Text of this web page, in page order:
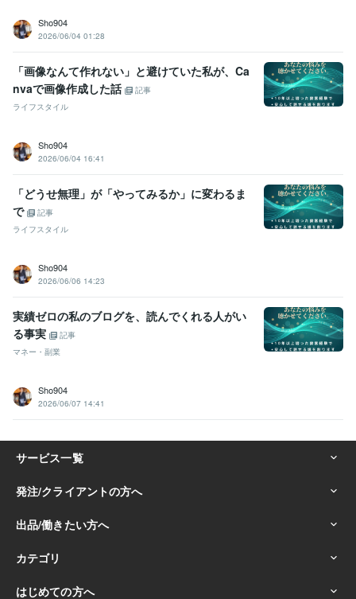
Numbers:3年
得意分野
学習指導・資格・キャリア相談 趣味：新陰流杖術（実は師範☆） 趣
定コース修了
マイケルボルダック認定コーチ取得
Sho904
2026/06/04 01:28
「画像なんて作れない」と避けていた私が、Ca
nvaで画像作成した話
記事
ライフスタイル
Sho904
2026/06/04 16:41
「どうせ無理」が「やってみるか」に変わるま
で
記事
ライフスタイル
Sho904
2026/06/06 14:23
実績ゼロの私のブログを、読んでくれる人がい
る事実
記事
マネー・副業
Sho904
2026/06/07 14:41